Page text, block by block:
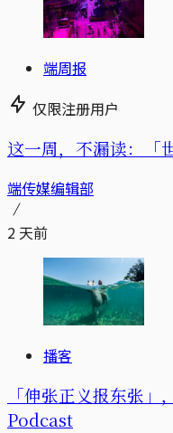
端周报
仅限注册用户
这一周，不漏读：「
端传媒编辑部
2 天前
播客
「伸张正义报东张
Podcast